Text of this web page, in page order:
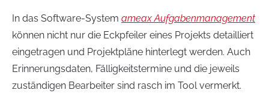
In das Software-System ameax Aufgabenmanagement
können nicht nur die Eckpfeiler eines Projekts detailliert
eingetragen und Projektpläne hinterlegt werden. Auch
Erinnerungsdaten, Fälligkeitstermine und die jeweils
zuständigen Bearbeiter sind rasch im Tool vermerkt.